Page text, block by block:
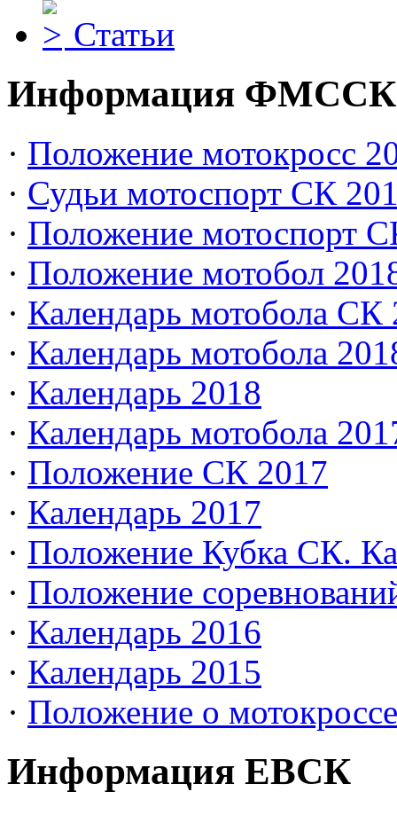
Статьи
Информация ФМССК
· Положение мотокросс
· Судьи мотоспорт СК
· Положение мотоспорт
· Положение мотобол
· Календарь мотобола СК
· Календарь мотобола
· Календарь 2018
· Календарь мотобола
· Положение СК 2017
· Календарь 2017
· Положение Кубка СК.
· Положение
· Календарь 2016
· Календарь 2015
· Положение о
Информация ЕВСК